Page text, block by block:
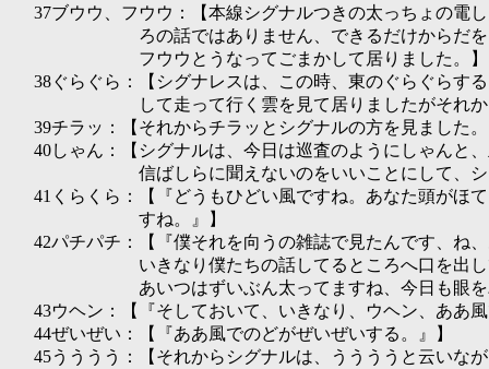
37ブウウ、フウウ：【本線シグナルつきの太っちょの電
ろの話ではありません、できるだけからだ
フウウとうなってごまかして居りました。】
38ぐらぐら：【シグナレスは、この時、東のぐらぐらす
して走って行く雲を見て居りましたがそれ
39チラッ：【それからチラッとシグナルの方を見ました
40しゃん：【シグナルは、今日は巡査のようにしゃんと
信ばしらに聞えないのをいいことにして、
41くらくら：【『どうもひどい風ですね。あなた頭がほ
すね。』】
42パチパチ：【『僕それを向うの雑誌で見たんです、ね
いきなり僕たちの話してるところへ口を出
あいつはずいぶん太ってますね、今日も眼
43ウヘン：【『そしておいて、いきなり、ウヘン、ああ
44ぜいぜい：【『ああ風でのどがぜいぜいする。』】
45うううう：【それからシグナルは、ううううと云いな